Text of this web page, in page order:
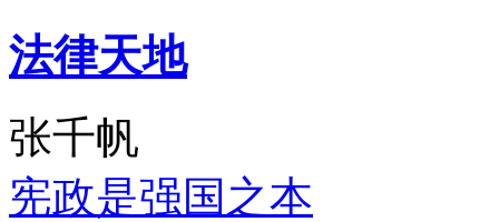
法律天地
张千帆
宪政是强国之本